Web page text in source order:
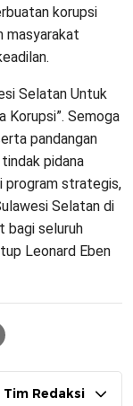
korupsi
masyarakat
Selatan Untuk
Korupsi”. Semoga
pandangan
pidana
program strategis,
Selatan di
bagi seluruh
Leonard Eben
Tim Redaksi